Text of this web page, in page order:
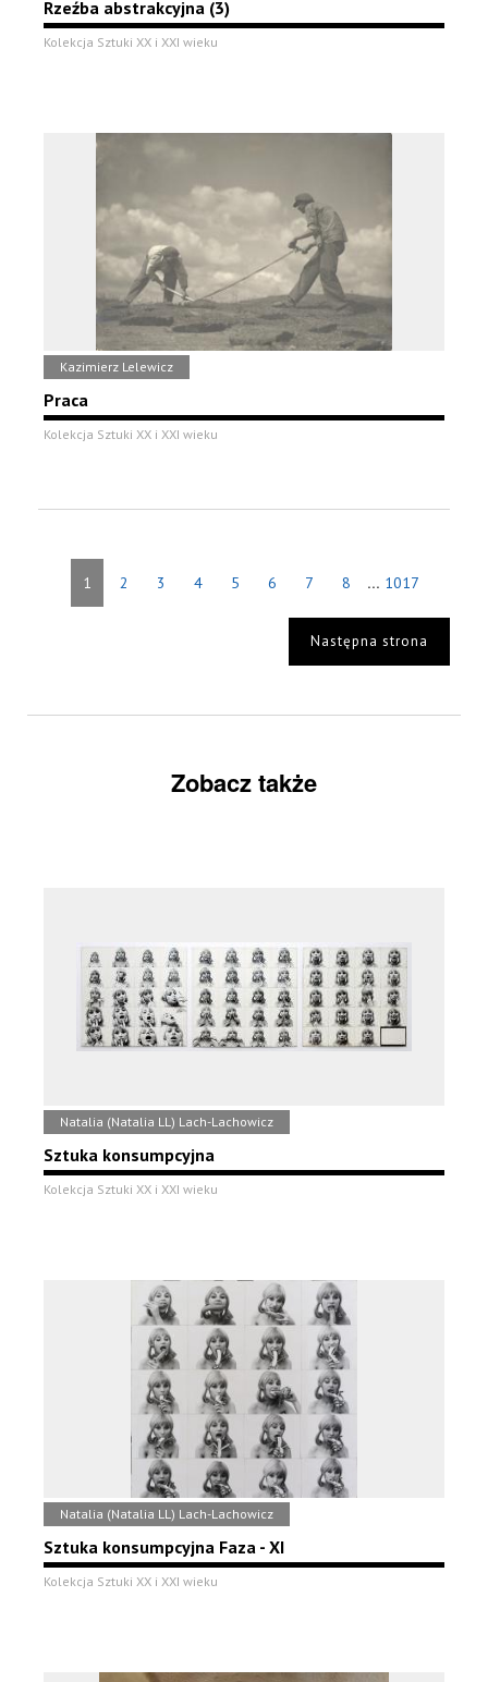
Rzeźba abstrakcyjna (3)
Kolekcja Sztuki XX i XXI wieku
Kazimierz Lelewicz
Praca
Kolekcja Sztuki XX i XXI wieku
1 2 3 4 5 6 7 8 ... 1017
Następna strona
Zobacz także
Natalia (Natalia LL) Lach-Lachowicz
Sztuka konsumpcyjna
Kolekcja Sztuki XX i XXI wieku
Natalia (Natalia LL) Lach-Lachowicz
Sztuka konsumpcyjna Faza - XI
Kolekcja Sztuki XX i XXI wieku